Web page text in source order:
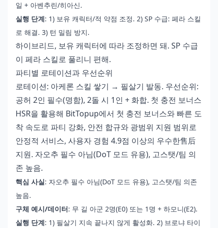
일 + 아벤추린/히아신.
실행 단계: 1) 보유 캐릭터/적 약점 조정. 2) SP 수급: 페라 스킬
로 해결. 3) 턴 밀림 방지.
하이브리드, 보유 캐릭터에 따라 조정하면 돼. SP 수급
이 페라 스킬로 풀리니 편해.
파티별 로테이션과 우선순위
로테이션: 아케론 스킬 쌓기 → 필살기 발동. 우선순위:
공허 2인 필수(명함), 2돌 시 1인 + 화합. 첫 충전 보너스
HSR을 활용해 BitTopup에서 첫 충전 보너스와 빠른 도
착 속도로 파티 강화, 안전 합규와 광범위 지원 범위로
안정적 서비스, 사용자 경험 4.9점 이상의 우수한售后
지원. 자오추 필수 아님(DoT 모드 유용), 고스탯/팀 의
존 높음.
핵심 사실: 자오추 필수 아님(DoT 모드 유용), 고스탯/팀 의존
높음.
구체 예시/데이터: 무 길 아군 2명(E0) 또는 1명 + 하모니(E2).
실행 단계: 1) 필살기 지속 끝나지 않게 활성화. 2) 브로냐 타이